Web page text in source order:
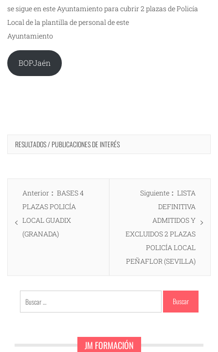
se sigue en este Ayuntamiento para cubrir 2 plazas de Policía
Local de la plantilla de personal de este
Ayuntamiento
BOPJaén
RESULTADOS / PUBLICACIONES DE INTERÉS
Navegación
entradas
Anterior
Entrada
anterior:
BASES 4
PLAZAS POLICÍA
LOCAL GUADIX
(GRANADA)
Siguiente
Entrada
siguiente:
LISTA
DEFINITIVA
ADMITIDOS Y
EXCLUIDOS 2 PLAZAS
POLICÍA LOCAL
PEÑAFLOR (SEVILLA)
JM FORMACIÓN